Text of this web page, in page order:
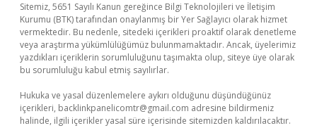
Sitemiz, 5651 Sayılı Kanun gereğince Bilgi Teknolojileri ve İletişim
Kurumu (BTK) tarafından onaylanmış bir Yer Sağlayıcı olarak hizmet
vermektedir. Bu nedenle, sitedeki içerikleri proaktif olarak denetleme
veya araştırma yükümlülüğümüz bulunmamaktadır. Ancak, üyelerimiz
yazdıkları içeriklerin sorumluluğunu taşımakta olup, siteye üye olarak
bu sorumluluğu kabul etmiş sayılırlar.
Hukuka ve yasal düzenlemelere aykırı olduğunu düşündüğünüz
içerikleri, backlinkpanelicomtr@gmail.com adresine bildirmeniz
halinde, ilgili içerikler yasal süre içerisinde sitemizden kaldırılacaktır.